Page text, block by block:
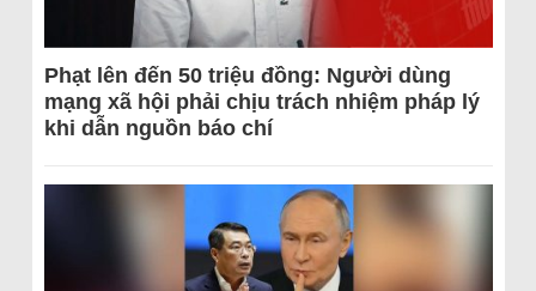
Phạt lên đến 50 triệu đồng: Người dùng
mạng xã hội phải chịu trách nhiệm pháp lý
khi dẫn nguồn báo chí